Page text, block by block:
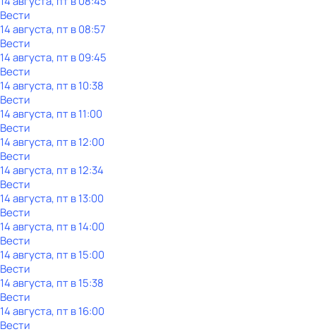
Вести
14 августа, пт в 08:57
Вести
14 августа, пт в 09:45
Вести
14 августа, пт в 10:38
Вести
14 августа, пт в 11:00
Вести
14 августа, пт в 12:00
Вести
14 августа, пт в 12:34
Вести
14 августа, пт в 13:00
Вести
14 августа, пт в 14:00
Вести
14 августа, пт в 15:00
Вести
14 августа, пт в 15:38
Вести
14 августа, пт в 16:00
Вести